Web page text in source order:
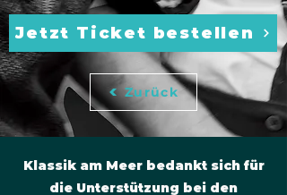
Jetzt Ticket bestellen
Zurück
Klassik am Meer bedankt sich für
die Unterstützung bei den